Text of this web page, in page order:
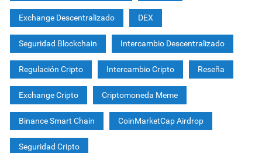
Exchange Descentralizado DEX
Seguridad Blockchain Intercambio Descentralizado
Regulación Cripto Intercambio Cripto Reseña
Exchange Cripto Criptomoneda Meme
Binance Smart Chain CoinMarketCap Airdrop
Seguridad Cripto